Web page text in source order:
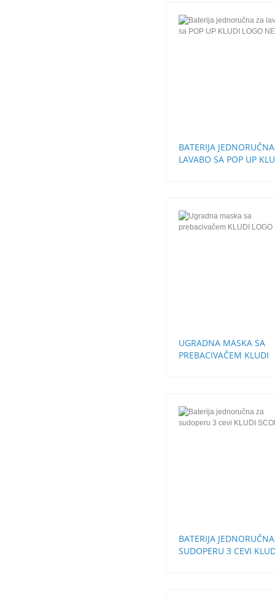
BATERIJA
LAVABO SA POP UP
UGRADNA MASKA SA
PREBACIVAČEM KLUDI
BATERIJA
SUDOPERU 3 CEVI